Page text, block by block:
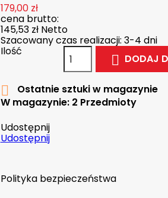
179,00 zł
cena brutto:
145,53 zł Netto
Szacowany czas realizacji: 3-4 dni
Ilość
 DODAJ

Ostatnie sztuki w magazynie
W magazynie: 2 Przedmioty
Udostępnij
Udostępnij
Polityka bezpieczeństwa